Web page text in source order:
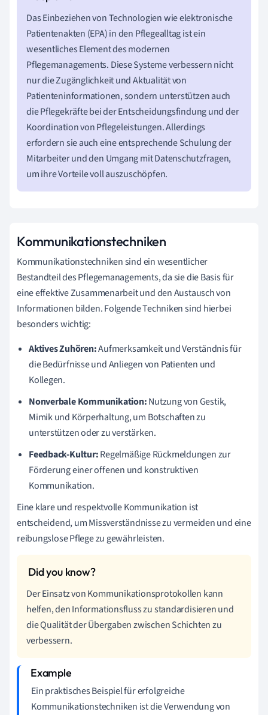
Das Einbeziehen von Technologien wie elektronische
Patientenakten (EPA) in den Pflegealltag ist ein
wesentliches Element des modernen
Pflegemanagements. Diese Systeme verbessern nicht
nur die Zugänglichkeit und Aktualität von
Patienteninformationen, sondern unterstützen auch
die Pflegekräfte bei der Entscheidungsfindung und der
Koordination von Pflegeleistungen. Allerdings
erfordern sie auch eine entsprechende Schulung der
Mitarbeiter und den Umgang mit Datenschutzfragen,
um ihre Vorteile voll auszuschöpfen.
Kommunikationstechniken
Kommunikationstechniken sind ein wesentlicher
Bestandteil des Pflegemanagements, da sie die Basis für
eine effektive Zusammenarbeit und den Austausch von
Informationen bilden. Folgende Techniken sind hierbei
besonders wichtig:
Aktives Zuhören:Aufmerksamkeit und Verständnis für
die Bedürfnisse und Anliegen von Patienten und
Kollegen.
Nonverbale Kommunikation:Nutzung von Gestik,
Mimik und Körperhaltung, um Botschaften zu
unterstützen oder zu verstärken.
Feedback-Kultur:Regelmäßige Rückmeldungen zur
Förderung einer offenen und konstruktiven
Kommunikation.
Eine klare und respektvolle Kommunikation ist
entscheidend, um Missverständnisse zu vermeiden und eine
reibungslose Pflege zu gewährleisten.
Der Einsatz von Kommunikationsprotokollen kann
helfen, den Informationsfluss zu standardisieren und
die Qualität der Übergaben zwischen Schichten zu
verbessern.
Ein praktisches Beispiel für erfolgreiche
Kommunikationstechniken ist die Verwendung von